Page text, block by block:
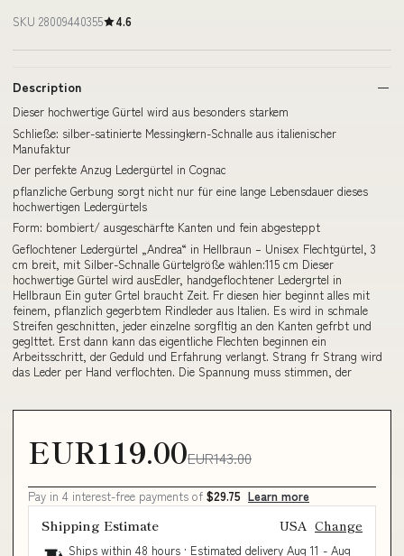
SKU 28009440355 4.6
Description
Dieser hochwertige Gürtel wird aus besonders starkem
Schließe: silber-satinierte Messingkern-Schnalle aus italienischer
Manufaktur
Der perfekte Anzug Ledergürtel in Cognac
pflanzliche Gerbung sorgt nicht nur für eine lange Lebensdauer dieses
hochwertigen Ledergürtels
Form: bombiert/ ausgeschärfte Kanten und fein abgesteppt
Geflochtener Ledergürtel „Andrea“ in Hellbraun – Unisex Flechtgürtel, 3
cm breit, mit Silber-Schnalle Gürtelgröße wählen:115 cm Dieser
hochwertige Gürtel wird ausEdler, handgeflochtener Ledergrtel in
Hellbraun Ein guter Grtel braucht Zeit. Fr diesen hier beginnt alles mit
feinem, pflanzlich gegerbtem Rindleder aus Italien. Es wird in schmale
Streifen geschnitten, jeder einzelne sorgfltig an den Kanten gefrbt und
geglttet. Erst dann kann das eigentliche Flechten beginnen ein
Arbeitsschritt, der Geduld und Erfahrung verlangt. Strang fr Strang wird
das Leder per Hand verflochten. Die Spannung muss stimmen, der
EUR119.00EUR143.00
Pay in 4 interest-free payments of $29.75 Learn more
Shipping Estimate USA Change
Ships within 48 hours · Estimated delivery Aug 11 - Aug